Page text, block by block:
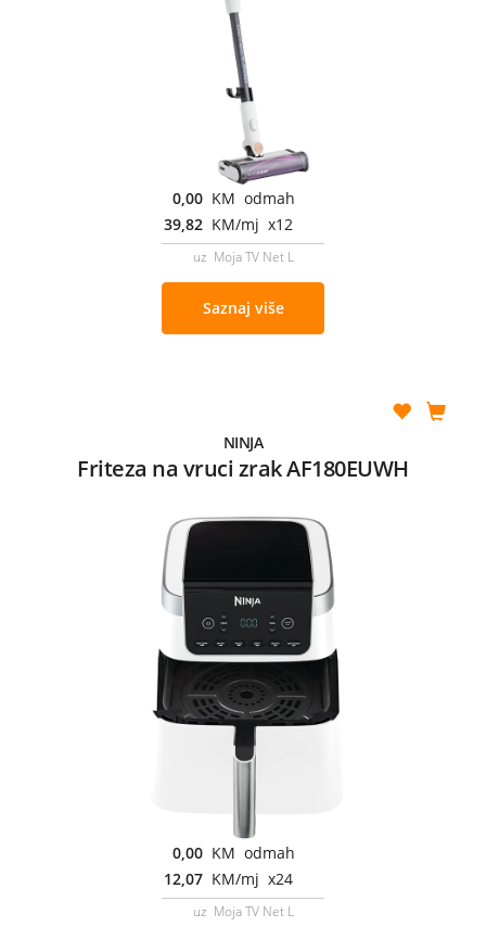
0,00 KM odmah
39,82 KM/mj x12
uz Moja TV Net L
Saznaj više
NINJA
Friteza na vruci zrak AF180EUWH
0,00 KM odmah
12,07 KM/mj x24
uz Moja TV Net L